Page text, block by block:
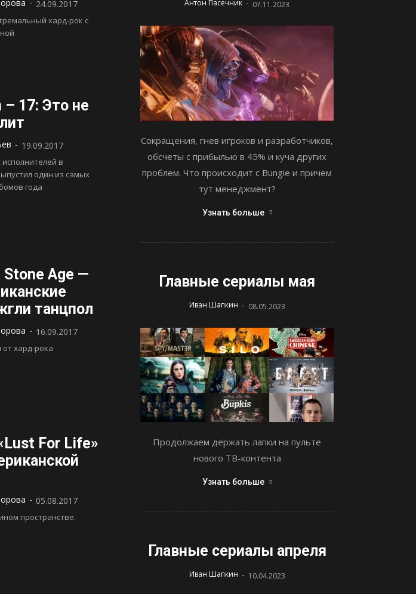
- 24.09.2017
хард-рок с
– 17: Это не
- 19.09.2017
в
один из самых
года
Stone Age —
танцпол
- 16.09.2017
хард-рока
For Life»
- 05.08.2017
пространстве.
Антон Пасечник - 07.11.2023
Сокращения, гнев игроков и разработчиков,
обсчеты с прибылью в 45% и куча других
проблем. Что происходит с Bungie и причем
тут менеджмент?
Узнать больше
Главные сериалы мая
Иван Шапкин - 08.05.2023
Продолжаем держать лапки на пульте
нового ТВ-контента
Узнать больше
Главные сериалы апреля
Иван Шапкин - 10.04.2023